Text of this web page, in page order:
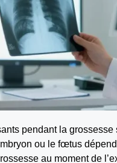
pendant la grossesse
ou le fœtus
au moment de